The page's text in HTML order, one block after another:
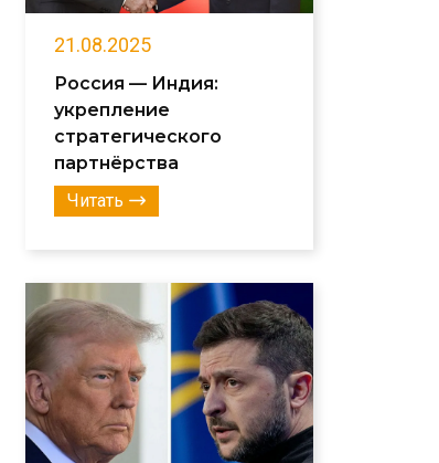
21.08.2025
Россия — Индия:
укрепление
стратегического
партнёрства
Читать